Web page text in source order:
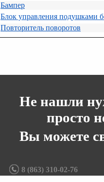
Бампер
Блок управления подушками
Повторитель поворотов
Не нашли
просто
Вы можете
8 (863) 310-02-76